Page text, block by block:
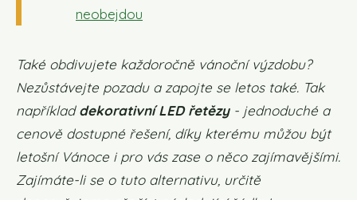
neobejdou
Také obdivujete každoročně vánoční výzdobu?
Nezůstávejte pozadu a zapojte se letos také. Tak
napříkladdekorativní LED řetězy- jednoduché a
cenově dostupné řešení, díky kterému můžou být
letošní Vánoce i pro vás zase o něco zajímavějšími.
Zajímáte-li se o tuto alternativu, určitě